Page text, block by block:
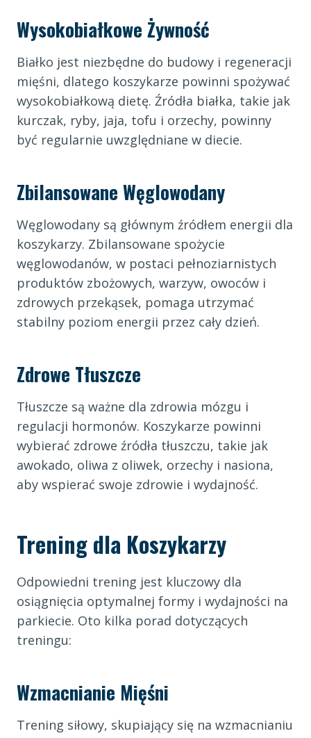
Wysokobiałkowe Żywność
Białko jest niezbędne do budowy i regeneracji
mięśni, dlatego koszykarze powinni spożywać
wysokobiałkową dietę. Źródła białka, takie jak
kurczak, ryby, jaja, tofu i orzechy, powinny
być regularnie uwzględniane w diecie.
Zbilansowane Węglowodany
Węglowodany są głównym źródłem energii dla
koszykarzy. Zbilansowane spożycie
węglowodanów, w postaci pełnoziarnistych
produktów zbożowych, warzyw, owoców i
zdrowych przekąsek, pomaga utrzymać
stabilny poziom energii przez cały dzień.
Zdrowe Tłuszcze
Tłuszcze są ważne dla zdrowia mózgu i
regulacji hormonów. Koszykarze powinni
wybierać zdrowe źródła tłuszczu, takie jak
awokado, oliwa z oliwek, orzechy i nasiona,
aby wspierać swoje zdrowie i wydajność.
Trening dla Koszykarzy
Odpowiedni trening jest kluczowy dla
osiągnięcia optymalnej formy i wydajności na
parkiecie. Oto kilka porad dotyczących
treningu:
Wzmacnianie Mięśni
Trening siłowy, skupiający się na wzmacnianiu